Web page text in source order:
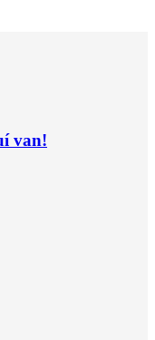
van!